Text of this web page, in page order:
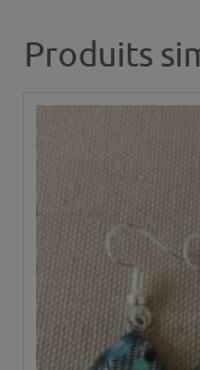
Produits